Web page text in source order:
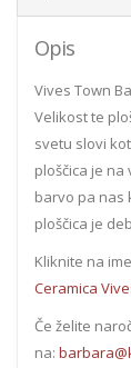
Opis
Vives Town
Velikost te
svetu slovi
ploščica je na
barvo pa nas
ploščica je
Kliknite na
Ceramica
Če želite
na: